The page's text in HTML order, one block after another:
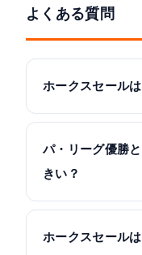
よくある質問
ホークスセール
パ・リーグ優勝
きい？
ホークスセール